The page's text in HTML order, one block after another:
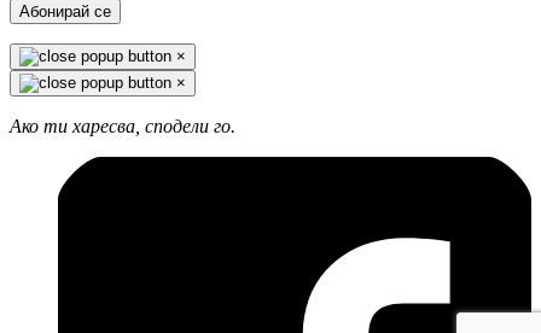
Абонирай се
×
×
Ако ти харесва, сподели го.